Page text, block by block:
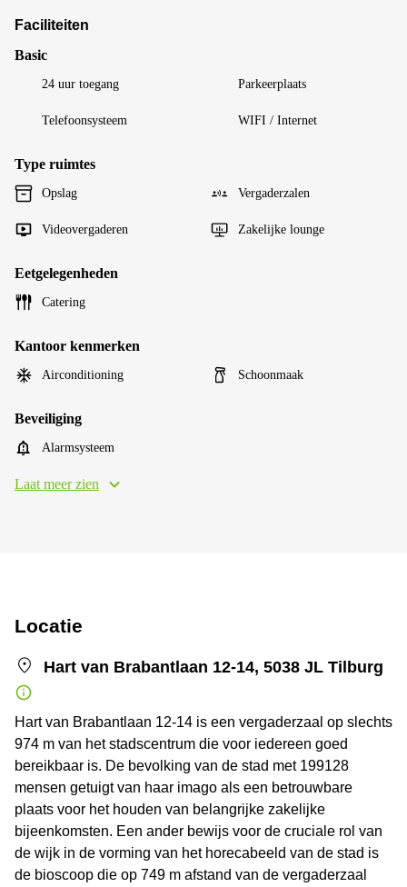
Faciliteiten
Basic
24 uur toegang Parkeerplaats
Telefoonsysteem WIFI / Internet
Type ruimtes
Opslag Vergaderzalen
Videovergaderen Zakelijke lounge
Eetgelegenheden
Catering
Kantoor kenmerken
Airconditioning Schoonmaak
Beveiliging
Alarmsysteem
Laat meer zien
Locatie
Hart van Brabantlaan 12-14, 5038 JL Tilburg
Hart van Brabantlaan 12-14 is een vergaderzaal op slechts
974 m van het stadscentrum die voor iedereen goed
bereikbaar is. De bevolking van de stad met 199128
mensen getuigt van haar imago als een betrouwbare
plaats voor het houden van belangrijke zakelijke
bijeenkomsten. Een ander bewijs voor de cruciale rol van
de wijk in de vorming van het horecabeeld van de stad is
de bioscoop die op 749 m afstand van de vergaderzaal